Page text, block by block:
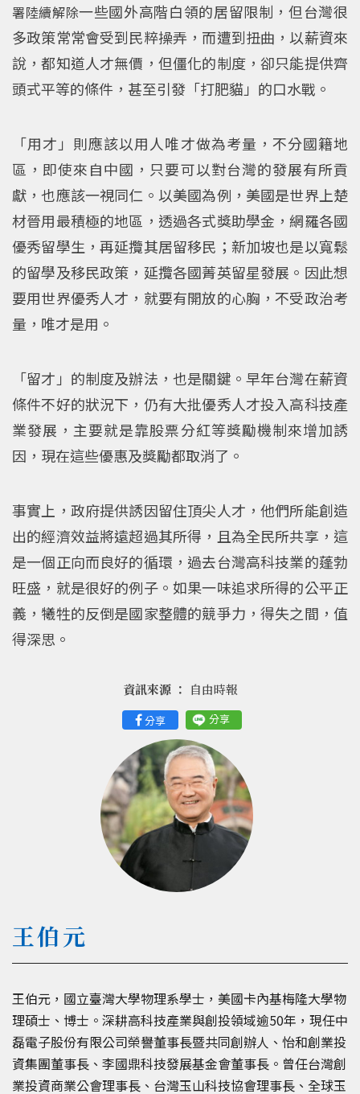
署陸續解除一些國外高階白領的居留限制，但台灣很
多政策常常會受到民粹操弄，而遭到扭曲，以薪資來
說，都知道人才無價，但僵化的制度，卻只能提供齊
頭式平等的條件，甚至引發「打肥貓」的口水戰。
「用才」則應該以用人唯才做為考量，不分國籍地
區，即使來自中國，只要可以對台灣的發展有所貢
獻，也應該一視同仁。以美國為例，美國是世界上楚
材晉用最積極的地區，透過各式獎助學金，網羅各國
優秀留學生，再延攬其居留移民；新加坡也是以寬鬆
的留學及移民政策，延攬各國菁英留星發展。因此想
要用世界優秀人才，就要有開放的心胸，不受政治考
量，唯才是用。
「留才」的制度及辦法，也是關鍵。早年台灣在薪資
條件不好的狀況下，仍有大批優秀人才投入高科技產
業發展，主要就是靠股票分紅等獎勵機制來增加誘
因，現在這些優惠及獎勵都取消了。
事實上，政府提供誘因留住頂尖人才，他們所能創造
出的經濟效益將遠超過其所得，且為全民所共享，這
是一個正向而良好的循環，過去台灣高科技業的蓬勃
旺盛，就是很好的例子。如果一味追求所得的公平正
義，犧牲的反倒是國家整體的競爭力，得失之間，值
得深思。
分享 分享
資訊來源 ： 自由時報
王伯元
王伯元，國立臺灣大學物理系學士，美國卡內基梅隆大學物
理碩士、博士。深耕高科技產業與創投領域逾50年，現任中
磊電子股份有限公司榮譽董事長暨共同創辦人、怡和創業投
資集團董事長、李國鼎科技發展基金會董事長。曾任台灣創
業投資商業公會理事長、台灣玉山科技協會理事長、全球玉